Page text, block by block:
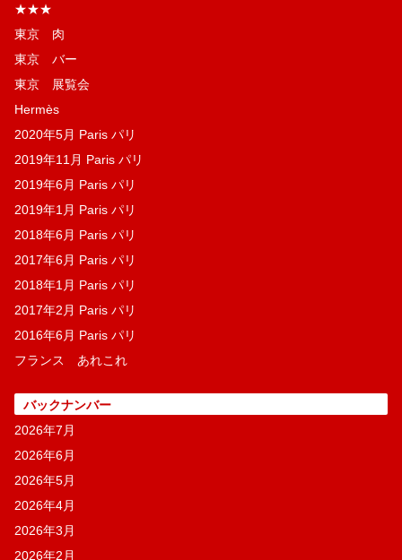
★★★
東京 肉
東京 バー
東京 展覧会
Hermès
2020年5月 Paris パリ
2019年11月 Paris パリ
2019年6月 Paris パリ
2019年1月 Paris パリ
2018年6月 Paris パリ
2017年6月 Paris パリ
2018年1月 Paris パリ
2017年2月 Paris パリ
2016年6月 Paris パリ
フランス あれこれ
バックナンバー
2026年7月
2026年6月
2026年5月
2026年4月
2026年3月
2026年2月